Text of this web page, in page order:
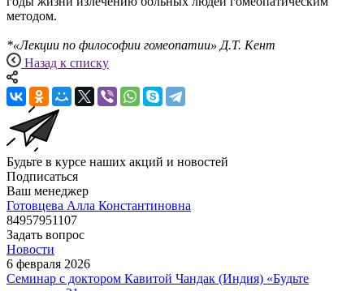
методом.
*«Лекции по философии гомеопатии» Д.Т. Кент
Назад к списку
Будьте в курсе наших акций и новостей
Подписаться
Ваш менеджер
Готовцева Алла Константиновна
84957951107
Задать вопрос
Новости
6 февраля 2026
Семинар с доктором Кавитой Чандак (Индия) «Будьте